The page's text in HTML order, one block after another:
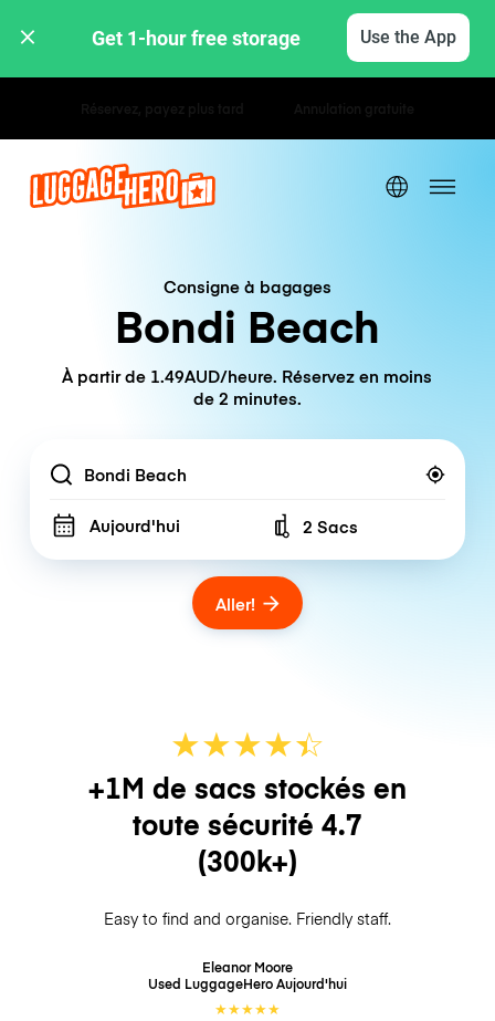
Get 1-hour free storage Use the App
Consigne à bagages
Bondi Beach
À partir de 1.49AUD/heure. Réservez en moins
de 2 minutes.
Location
Aujourd'hui Number of bags
2 Sacs
Aller!
★★★★☆
★
+1M de sacs stockés en
toute sécurité 4.7
(300k+)
Easy to find and organise. Friendly staff.
Eleanor Moore
Used LuggageHeroAujourd'hui
★★★★★